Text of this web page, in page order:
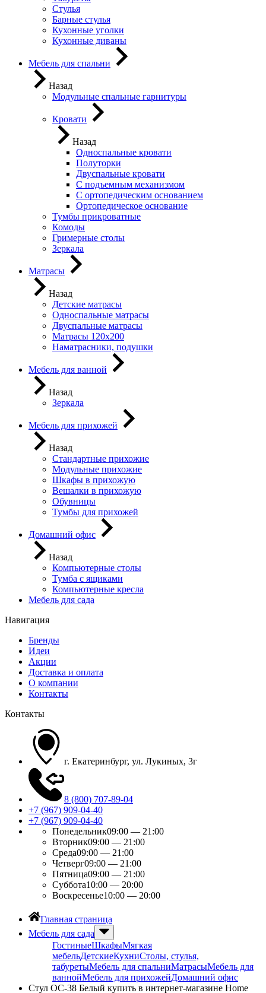
Стулья
Барные стулья
Кухонные уголки
Кухонные диваны
Мебель для спальни
Назад
Модульные спальные гарнитуры
Кровати
Назад
Односпальные кровати
Полуторки
Двуспальные кровати
С подъемным механизмом
С ортопедическим основанием
Ортопедическое основание
Тумбы прикроватные
Комоды
Гримерные столы
Зеркала
Матрасы
Назад
Детские матрасы
Односпальные матрасы
Двуспальные матрасы
Матрасы 120х200
Наматрасники, подушки
Мебель для ванной
Назад
Зеркала
Мебель для прихожей
Назад
Стандартные прихожие
Модульные прихожие
Шкафы в прихожую
Вешалки в прихожую
Обувницы
Тумбы для прихожей
Домашний офис
Назад
Компьютерные столы
Тумба с ящиками
Компьютерные кресла
Мебель для сада
Навигация
Бренды
Идеи
Акции
Доставка и оплата
О компании
Контакты
Контакты
г. Екатеринбург, ул. Лукиных, 3г
8 (800) 707-89-04
+7 (967) 909-04-40
+7 (967) 909-04-40
Понедельник09:00 — 21:00
Вторник09:00 — 21:00
Среда09:00 — 21:00
Четверг09:00 — 21:00
Пятница09:00 — 21:00
Суббота10:00 — 20:00
Воскресенье10:00 — 20:00
Главная страница
Мебель для сада
ГостиныеШкафыМягкая
мебельДетскиеКухниСтолы, стулья,
табуретыМебель для спальниМатрасыМебель для
ваннойМебель для прихожейДомашний офис
Стул ОС-38 Белый купить в интернет-магазине Home